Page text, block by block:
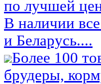
по лучшей
В наличии
и Беларусь....
Более 100
брудеры,